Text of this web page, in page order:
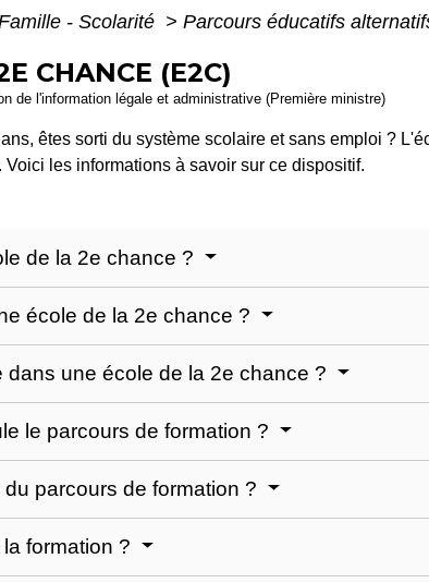
- Scolarité > Parcours éducatifs
CHANCE (E2C)
de l'information légale et administrative (Première ministre)
êtes sorti du système scolaire et sans emploi ?
les informations à savoir sur ce dispositif.
de la 2e chance ?
école de la 2e chance ?
dans une école de la 2e chance ?
le parcours de formation ?
parcours de formation ?
formation ?